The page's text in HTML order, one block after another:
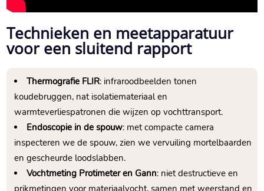
Technieken en meetapparatuur
voor een sluitend rapport
Thermografie FLIR: infraroodbeelden tonen
koudebruggen, nat isolatiemateriaal en
warmteverliespatronen die wijzen op vochttransport.​
Endoscopie in de spouw: met compacte camera
inspecteren we de spouw, zien we vervuiling mortelbaarden
en gescheurde loodslabben.​
Vochtmeting Protimeter en Gann: niet destructieve en